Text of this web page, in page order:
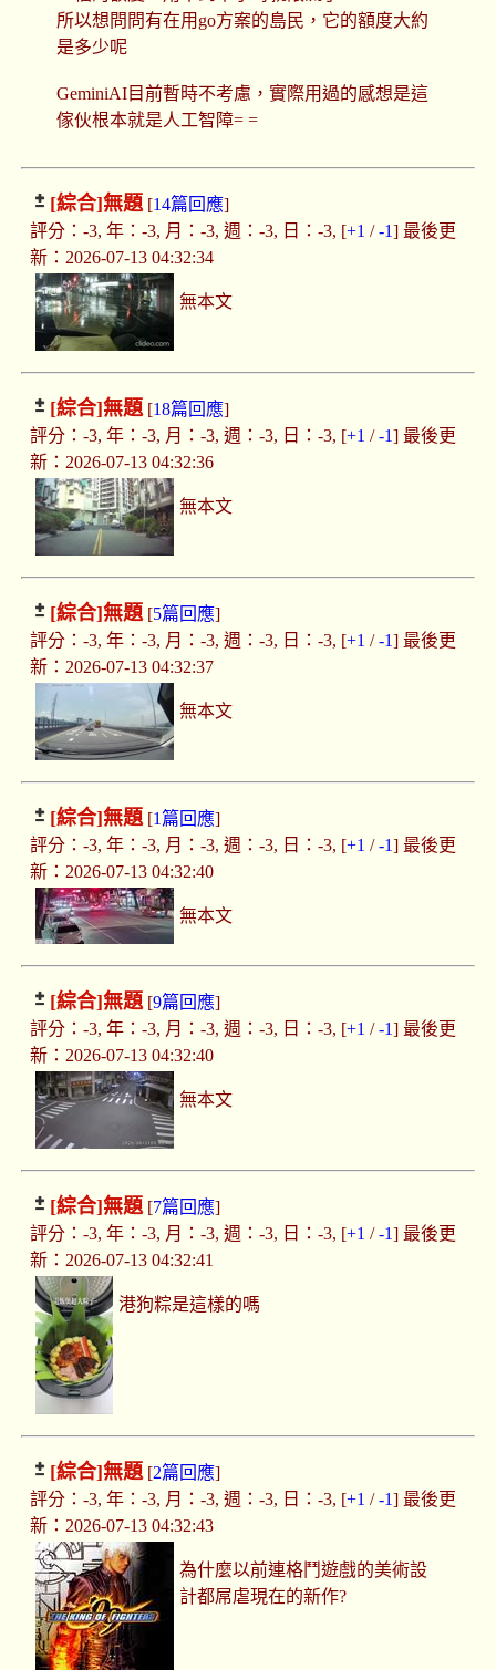
所以想問問有在用go方案的島民，它的額度大約
是多少呢
GeminiAI目前暫時不考慮，實際用過的感想是這
傢伙根本就是人工智障= =
[綜合]無題[14篇回應]
評分：-3, 年：-3, 月：-3, 週：-3, 日：-3, [+1 /-1] 最後更
新：2026-07-13 04:32:34
無本文
[綜合]無題[18篇回應]
評分：-3, 年：-3, 月：-3, 週：-3, 日：-3, [+1 /-1] 最後更
新：2026-07-13 04:32:36
無本文
[綜合]無題[5篇回應]
評分：-3, 年：-3, 月：-3, 週：-3, 日：-3, [+1 /-1] 最後更
新：2026-07-13 04:32:37
無本文
[綜合]無題[1篇回應]
評分：-3, 年：-3, 月：-3, 週：-3, 日：-3, [+1 /-1] 最後更
新：2026-07-13 04:32:40
無本文
[綜合]無題[9篇回應]
評分：-3, 年：-3, 月：-3, 週：-3, 日：-3, [+1 /-1] 最後更
新：2026-07-13 04:32:40
無本文
[綜合]無題[7篇回應]
評分：-3, 年：-3, 月：-3, 週：-3, 日：-3, [+1 /-1] 最後更
新：2026-07-13 04:32:41
港狗粽是這樣的嗎
[綜合]無題[2篇回應]
評分：-3, 年：-3, 月：-3, 週：-3, 日：-3, [+1 /-1] 最後更
新：2026-07-13 04:32:43
為什麼以前連格鬥遊戲的美術設
計都屌虐現在的新作?